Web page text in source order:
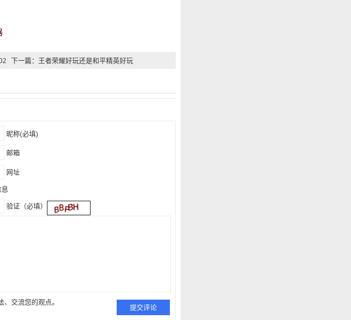
下一篇：王者荣耀好玩还是和平精英好玩
昵称(必填)
邮箱
网址
验证（必填）
交流您的观点。